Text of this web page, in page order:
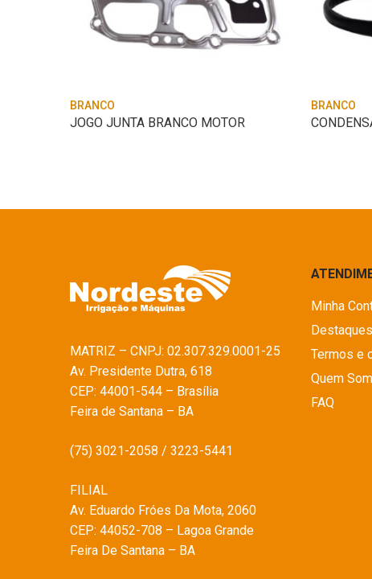
BRANCO
JOGO JUNTA BRANCO MOTOR
BRANCO
MATRIZ – CNPJ: 02.307.329.0001-25
Av. Presidente Dutra, 618
CEP: 44001-544 – Brasília
Feira de Santana – BA
(75) 3021-2058 / 3223-5441
FILIAL
Av. Eduardo Fróes Da Mota, 2060
CEP: 44052-708 – Lagoa Grande
Feira De Santana – BA
Minha
Destaques
Termos e
Quem
FAQ